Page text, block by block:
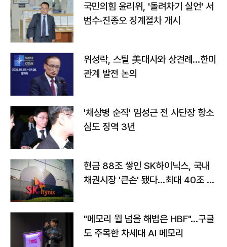
국민의힘 윤리위, '돌려차기 실언' 서
범수·진종오 징계절차 개시
위성락, 스틸 美대사와 상견례…한미
관계 발전 논의
'채상병 순직' 임성근 전 사단장 항소
심도 징역 3년
현금 88조 쌓인 SK하이닉스, 국내
채권시장 '큰손' 됐다…최대 40조 투
"메모리 월 넘을 해법은 HBF"…구글
도 주목한 차세대 AI 메모리